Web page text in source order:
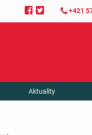
+421
Aktuality